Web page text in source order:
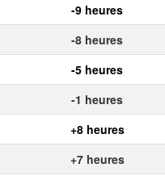
-9 heures
-8 heures
-5 heures
-1 heures
+8 heures
+7 heures